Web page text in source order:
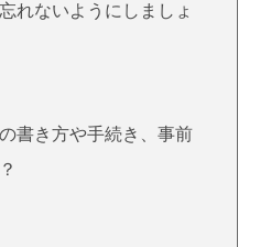
れないようにしましょ
書き方や手続き、事前